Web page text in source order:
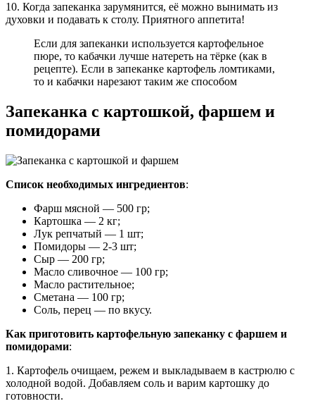
10. Когда запеканка зарумянится, её можно вынимать из
духовки и подавать к столу. Приятного аппетита!
Если для запеканки используется картофельное
пюре, то кабачки лучше натереть на тёрке (как в
рецепте). Если в запеканке картофель ломтиками,
то и кабачки нарезают таким же способом
Запеканка с картошкой, фаршем и
помидорами
Список необходимых ингредиентов:
Фарш мясной — 500 гр;
Картошка — 2 кг;
Лук репчатый — 1 шт;
Помидоры — 2-3 шт;
Сыр — 200 гр;
Масло сливочное — 100 гр;
Масло растительное;
Сметана — 100 гр;
Соль, перец — по вкусу.
Как приготовить картофельную запеканку с фаршем и
помидорами:
1. Картофель очищаем, режем и выкладываем в кастрюлю с
холодной водой. Добавляем соль и варим картошку до
готовности.